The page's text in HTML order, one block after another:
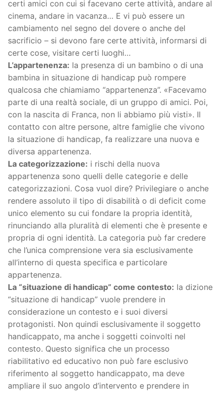
certi amici con cui si facevano certe attività, andare al
cinema, andare in vacanza… E vi può essere un
cambiamento nel segno del dovere o anche del
sacrificio – si devono fare certe attività, informarsi di
certe cose, visitare certi luoghi…
L’appartenenza: la presenza di un bambino o di una
bambina in situazione di handicap può rompere
qualcosa che chiamiamo “appartenenza”. «Facevamo
parte di una realtà sociale, di un gruppo di amici. Poi,
con la nascita di Franca, non li abbiamo più visti». Il
contatto con altre persone, altre famiglie che vivono
la situazione di handicap, fa realizzare una nuova e
diversa appartenenza.
La categorizzazione: i rischi della nuova
appartenenza sono quelli delle categorie e delle
categorizzazioni. Cosa vuol dire? Privilegiare o anche
rendere assoluto il tipo di disabilità o di deficit come
unico elemento su cui fondare la propria identità,
rinunciando alla pluralità di elementi che è presente e
propria di ogni identità. La categoria può far credere
che l’unica comprensione vera sia esclusivamente
all’interno di questa specifica e particolare
appartenenza.
La “situazione di handicap” come contesto: la dizione
“situazione di handicap” vuole prendere in
considerazione un contesto e i suoi diversi
protagonisti. Non quindi esclusivamente il soggetto
handicappato, ma anche i soggetti coinvolti nel
contesto. Questo significa che un processo
riabilitativo ed educativo non può fare esclusivo
riferimento al soggetto handicappato, ma deve
ampliare il suo angolo d’intervento e prendere in